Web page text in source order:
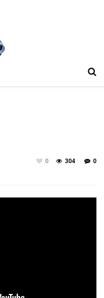
0
304
0